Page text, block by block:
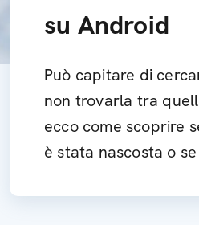
su Android
Può capitare di
non trovarla tra
ecco come scoprire
è stata nascosta o
Android